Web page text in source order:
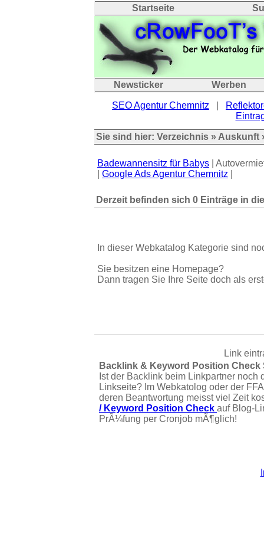
Startseite
Newsticker Werben
SEO Agentur Chemnitz
Sie sind hier: Verzeichnis » Auskunft
Badewannensitz für Babys |
Google Ads Agentur Chemnitz
Derzeit befinden sich 0 Einträge in
In dieser Webkatalog Kategorie sind
Sie besitzen eine Homepage?
Dann tragen Sie Ihre Seite doch als
Link
Backlink & Keyword Position
Ist der Backlink beim Linkpartner noch
Linkseite? Im Webkatolog oder der
deren Beantwortung meisst viel Zeit
/ Keyword Position Check auf Blog-
PrÃ¼fung per Cronjob mÃ¶glich!